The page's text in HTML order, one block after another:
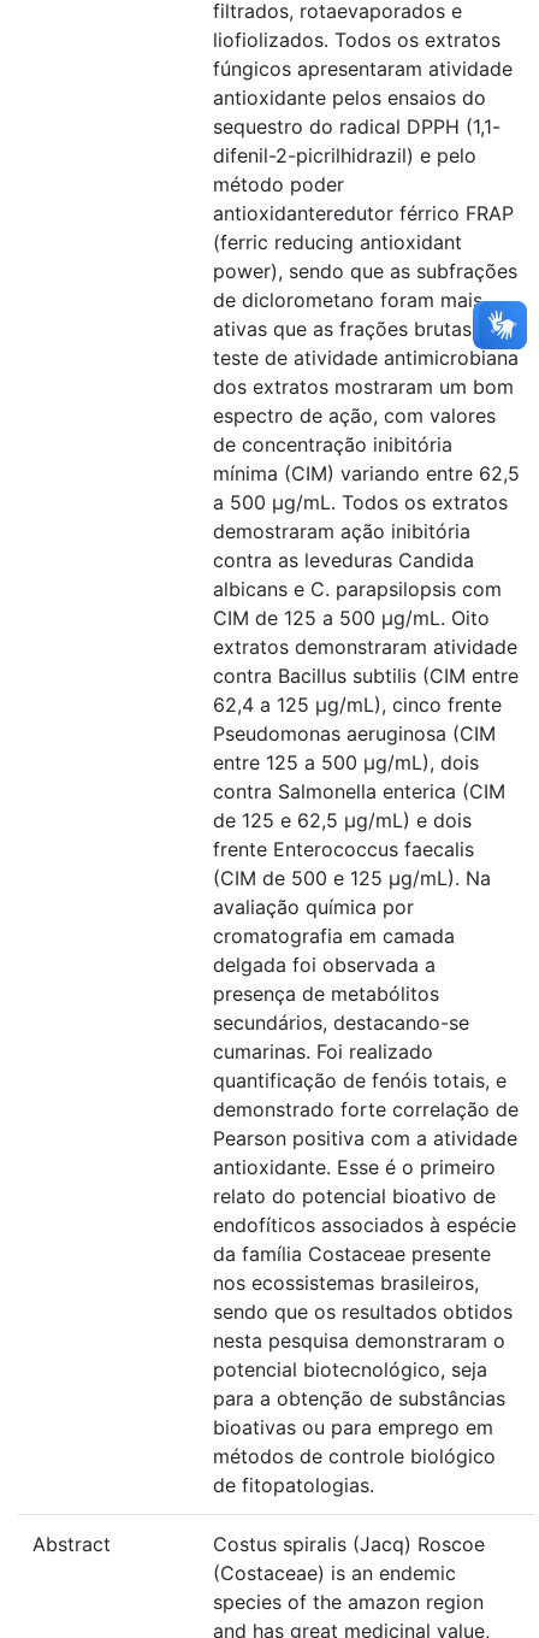
filtrados, rotaevaporados e
liofiolizados. Todos os extratos
fúngicos apresentaram atividade
antioxidante pelos ensaios do
sequestro do radical DPPH (1,1-
difenil-2-picrilhidrazil) e pelo
método poder
antioxidanteredutor férrico FRAP
(ferric reducing antioxidant
power), sendo que as subfrações
de diclorometano foram mais
ativas que as frações brutas. O
teste de atividade antimicrobiana
dos extratos mostraram um bom
espectro de ação, com valores
de concentração inibitória
mínima (CIM) variando entre 62,5
a 500 μg/mL. Todos os extratos
demostraram ação inibitória
contra as leveduras Candida
albicans e C. parapsilopsis com
CIM de 125 a 500 μg/mL. Oito
extratos demonstraram atividade
contra Bacillus subtilis (CIM entre
62,4 a 125 μg/mL), cinco frente
Pseudomonas aeruginosa (CIM
entre 125 a 500 μg/mL), dois
contra Salmonella enterica (CIM
de 125 e 62,5 μg/mL) e dois
frente Enterococcus faecalis
(CIM de 500 e 125 μg/mL). Na
avaliação química por
cromatografia em camada
delgada foi observada a
presença de metabólitos
secundários, destacando-se
cumarinas. Foi realizado
quantificação de fenóis totais, e
demonstrado forte correlação de
Pearson positiva com a atividade
antioxidante. Esse é o primeiro
relato do potencial bioativo de
endofíticos associados à espécie
da família Costaceae presente
nos ecossistemas brasileiros,
sendo que os resultados obtidos
nesta pesquisa demonstraram o
potencial biotecnológico, seja
para a obtenção de substâncias
bioativas ou para emprego em
métodos de controle biológico
de fitopatologias.
Abstract
Costus spiralis (Jacq) Roscoe
(Costaceae) is an endemic
species of the amazon region
and has great medicinal value,